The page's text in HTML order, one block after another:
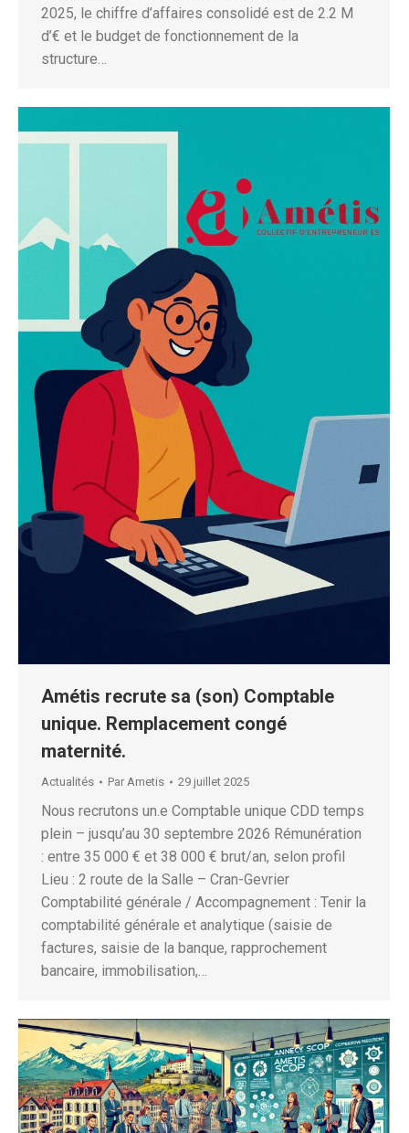
2025, le chiffre d’affaires consolidé est de 2.2 M
d’€ et le budget de fonctionnement de la
structure…
Amétis recrute sa (son) Comptable
unique. Remplacement congé
maternité.
Actualités Par Ametis 29 juillet 2025
Nous recrutons un.e Comptable unique CDD temps
plein – jusqu’au 30 septembre 2026 Rémunération
: entre 35 000 € et 38 000 € brut/an, selon profil
Lieu : 2 route de la Salle – Cran-Gevrier
Comptabilité générale / Accompagnement : Tenir la
comptabilité générale et analytique (saisie de
factures, saisie de la banque, rapprochement
bancaire, immobilisation,…